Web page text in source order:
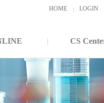
HOME LOGIN
CS